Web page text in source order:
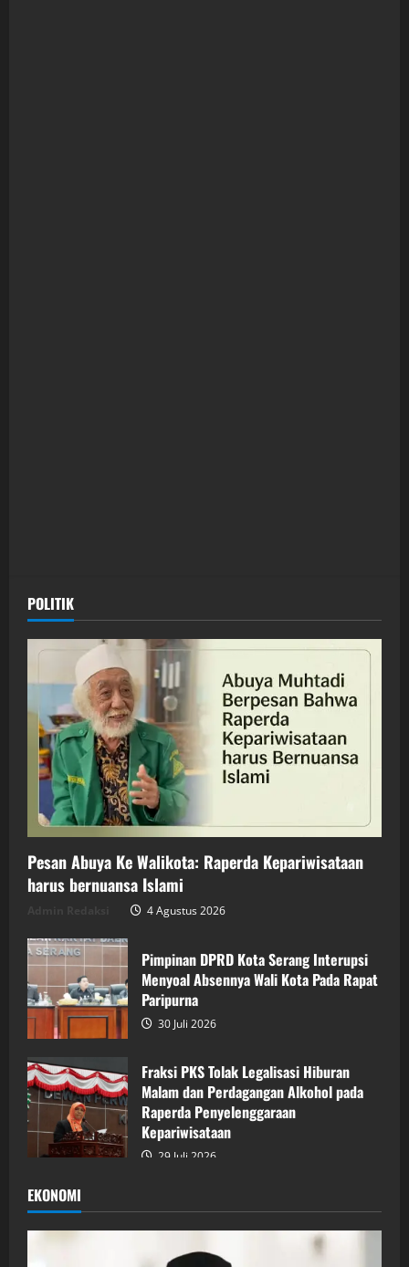
POLITIK
Pesan Abuya Ke Walikota: Raperda Kepariwisataan
harus bernuansa Islami
4 Agustus 2026
Pimpinan DPRD Kota Serang Interupsi
Menyoal Absennya Wali Kota Pada Rapat
Paripurna
30 Juli 2026
Fraksi PKS Tolak Legalisasi Hiburan
Malam dan Perdagangan Alkohol pada
Raperda Penyelenggaraan
Kepariwisataan
29 Juli 2026
EKONOMI